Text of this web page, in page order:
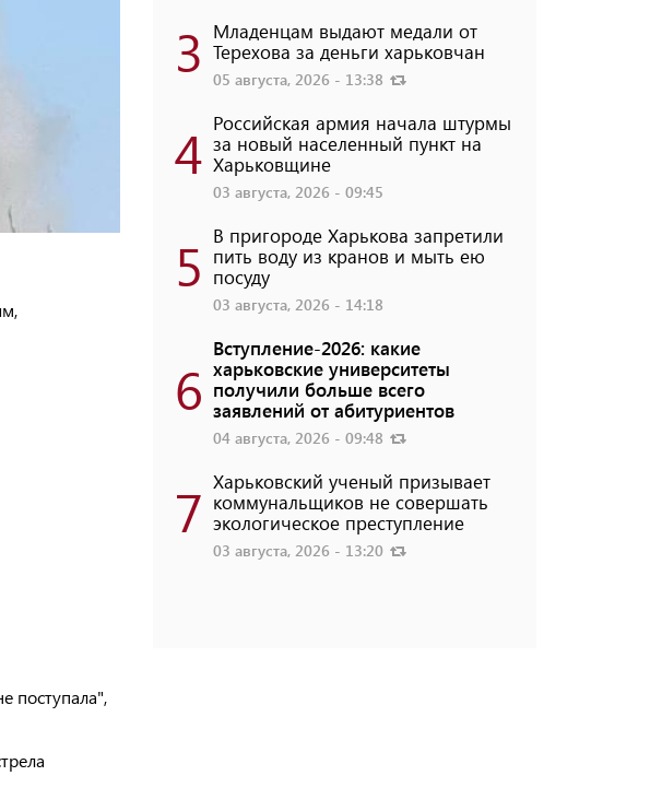
поступала",
3 Младенцам выдают медали от
Терехова за деньги харьковчан
05 августа, 2026 - 13:38
4 Российская армия начала штурмы
за новый населенный пункт на
Харьковщине
03 августа, 2026 - 09:45
5 В пригороде Харькова запретили
пить воду из кранов и мыть ею
посуду
03 августа, 2026 - 14:18
6
Вступление-2026: какие
харьковские университеты
получили больше всего
заявлений от абитуриентов
04 августа, 2026 - 09:48
7 Харьковский ученый призывает
коммунальщиков не совершать
экологическое преступление
03 августа, 2026 - 13:20